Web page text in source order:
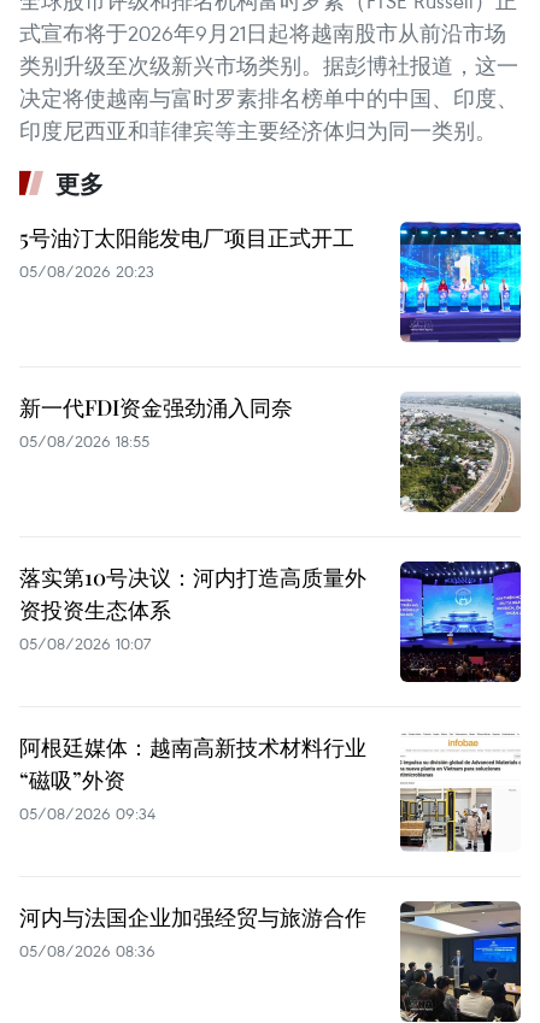
式宣布将于2026年9月21日起将越南股市从前沿市场
类别升级至次级新兴市场类别。据彭博社报道，这一
决定将使越南与富时罗素排名榜单中的中国、印度、
印度尼西亚和菲律宾等主要经济体归为同一类别。
更多
5号油汀太阳能发电厂项目正式开工
05/08/2026 20:23
新一代FDI资金强劲涌入同奈
05/08/2026 18:55
落实第10号决议：河内打造高质量外
资投资生态体系
05/08/2026 10:07
阿根廷媒体：越南高新技术材料行业
“磁吸”外资
05/08/2026 09:34
河内与法国企业加强经贸与旅游合作
05/08/2026 08:36